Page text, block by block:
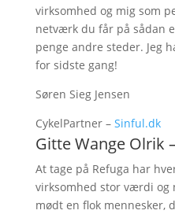
virksomhed og mig som
netværk du får på sådan
penge andre steder. Jeg
for sidste gang!
Søren Sieg Jensen
CykelPartner – Sinful.dk
Gitte Wange Olrik
At tage på Refuga har
virksomhed stor værdi og
mødt en flok mennesker,